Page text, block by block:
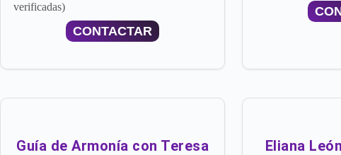
verificadas)
CONTACTAR
Guía de Armonía con Teresa
Eliana